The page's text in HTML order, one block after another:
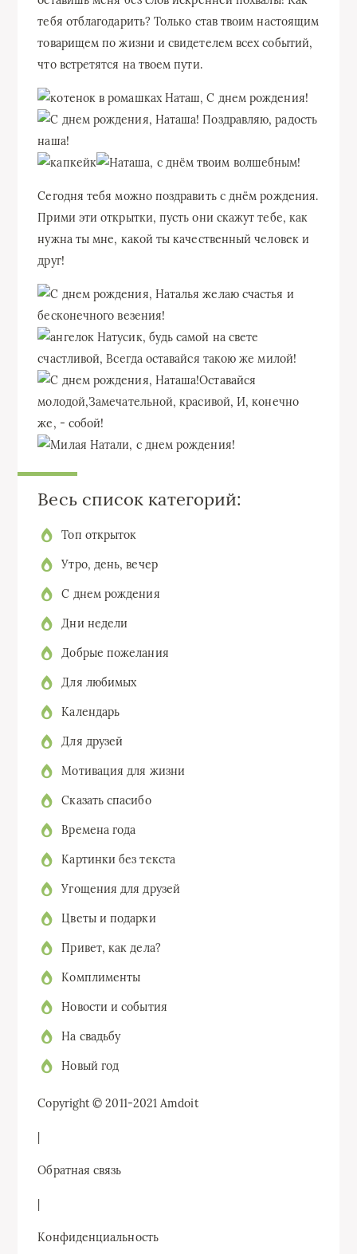
тебя отблагодарить? Только став твоим настоящим
товарищем по жизни и свидетелем всех событий,
что встретятся на твоем пути.
Сегодня тебя можно поздравить с днём рождения.
Прими эти открытки, пусть они скажут тебе, как
нужна ты мне, какой ты качественный человек и
друг!
Весь список категорий:
Топ открыток
Утро, день, вечер
C днем рождения
Дни недели
Добрые пожелания
Для любимых
Календарь
Для друзей
Мотивация для жизни
Сказать спасибо
Времена года
Картинки без текста
Угощения для друзей
Цветы и подарки
Привет, как дела?
Комплименты
Новости и события
На свадьбу
Новый год
Copyright © 2011-2021 Amdoit
|
Обратная связь
|
Конфиденциальность